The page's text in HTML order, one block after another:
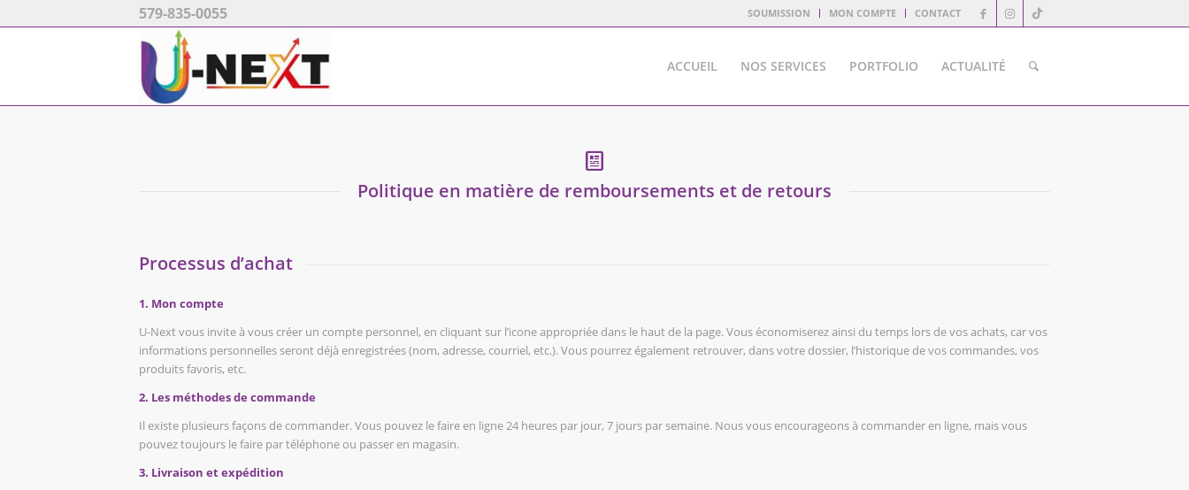
SOUMISSION MON COMPTE CONTACT
579-835-0055
ACCUEIL NOS SERVICES PORTFOLIO ACTUALITÉ
Politique en matière de remboursements et de retours
Processus d’achat
1. Mon compte
U-Next vous invite à vous créer un compte personnel, en cliquant sur l’icone appropriée dans le haut de la page. Vous économiserez ainsi du temps lors de vos achats, car vos
informations personnelles seront déjà enregistrées (nom, adresse, courriel, etc.). Vous pourrez également retrouver, dans votre dossier, l’historique de vos commandes, vos
produits favoris, etc.
2. Les méthodes de commande
Il existe plusieurs façons de commander. Vous pouvez le faire en ligne 24 heures par jour, 7 jours par semaine. Nous vous encourageons à commander en ligne, mais vous
pouvez toujours le faire par téléphone ou passer en magasin.
3. Livraison et expédition